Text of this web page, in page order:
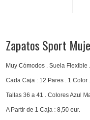
Zapatos Sport
Muy Cómodos . Suela Flexible .
Cada Caja : 12 Pares . 1 Color .
Tallas 36 a 41 . Colores Azul
A Partir de 1 Caja : 8,50 eur.